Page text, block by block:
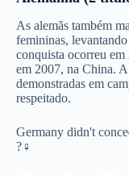
As alemãs também
femininas,
conquista ocorreu em
em 2007, na China.
demonstradas em
respeitado.
Germany didn't
?‍♀️